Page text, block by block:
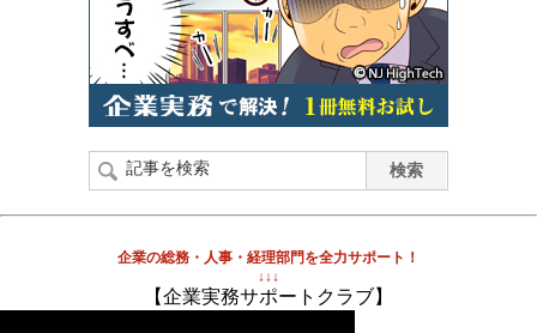
企業の総務・人事・経理部門を全力サポート！
↓↓↓
【企業実務サポートクラブ】